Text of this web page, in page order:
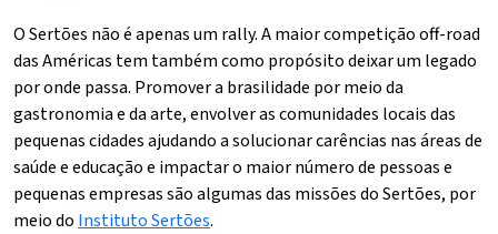
O Sertões não é apenas um rally. A maior competição off-road
das Américas tem também como propósito deixar um legado
por onde passa. Promover a brasilidade por meio da
gastronomia e da arte, envolver as comunidades locais das
pequenas cidades ajudando a solucionar carências nas áreas de
saúde e educação e impactar o maior número de pessoas e
pequenas empresas são algumas das missões do Sertões, por
meio do Instituto Sertões.